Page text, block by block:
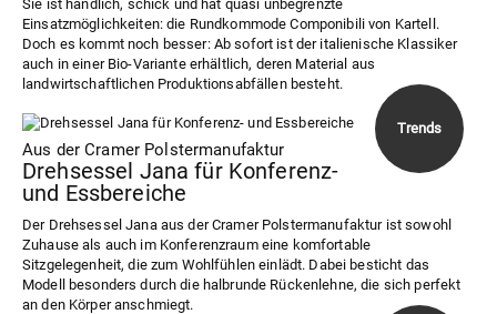
Sie ist handlich, schick und hat quasi unbegrenzte
Einsatzmöglichkeiten: die Rundkommode Componibili von Kartell.
Doch es kommt noch besser: Ab sofort ist der italienische Klassiker
auch in einer Bio-Variante erhältlich, deren Material aus
landwirtschaftlichen Produktionsabfällen besteht.
Aus der Cramer Polstermanufaktur
Drehsessel Jana für Konferenz-
und Essbereiche
Der Drehsessel Jana aus der Cramer Polstermanufaktur ist sowohl
Zuhause als auch im Konferenzraum eine komfortable
Sitzgelegenheit, die zum Wohlfühlen einlädt. Dabei besticht das
Modell besonders durch die halbrunde Rückenlehne, die sich perfekt
an den Körper anschmiegt.